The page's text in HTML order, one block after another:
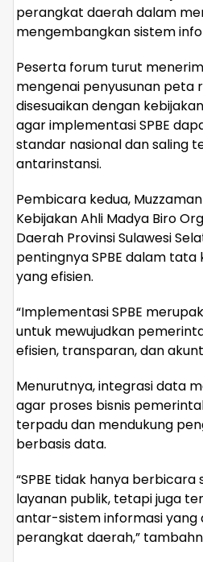
perangkat daerah dalam
mengembangkan sistem
Peserta forum turut
mengenai penyusunan peta
disesuaikan dengan
agar implementasi SPBE
standar nasional dan saling
antarinstansi.
Pembicara kedua,
Kebijakan Ahli Madya Biro
Daerah Provinsi Sulawesi
pentingnya SPBE dalam
yang efisien.
“Implementasi SPBE
untuk mewujudkan
efisien, transparan, dan
Menurutnya, integrasi data
agar proses bisnis
terpadu dan mendukung
berbasis data.
“SPBE tidak hanya berbicara
layanan publik, tetapi juga
antar-sistem informasi yang
perangkat daerah,”